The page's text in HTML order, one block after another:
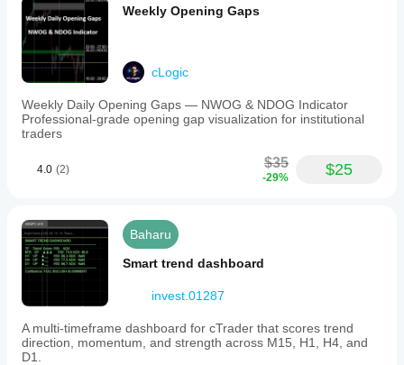
Weekly Opening Gaps
cLogic
Weekly Daily Opening Gaps — NWOG & NDOG Indicator
Professional-grade opening gap visualization for institutional
traders
4.0 (2) $35
-29% $25
Baharu
Smart trend dashboard
invest.01287
A multi-timeframe dashboard for cTrader that scores trend
direction, momentum, and strength across M15, H1, H4, and
D1.